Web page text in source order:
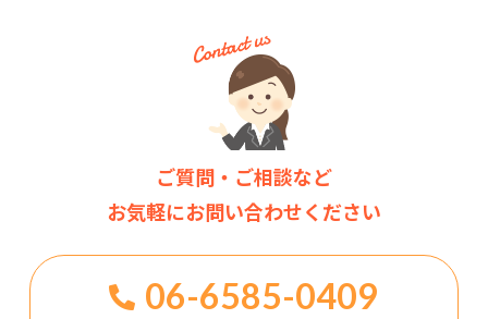
ご質問・ご相談など
お気軽にお問い合わせください
06-6585-0409